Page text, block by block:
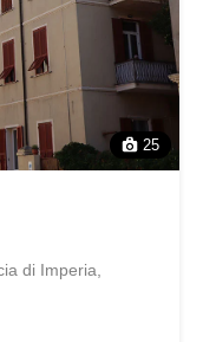
25
di Imperia,